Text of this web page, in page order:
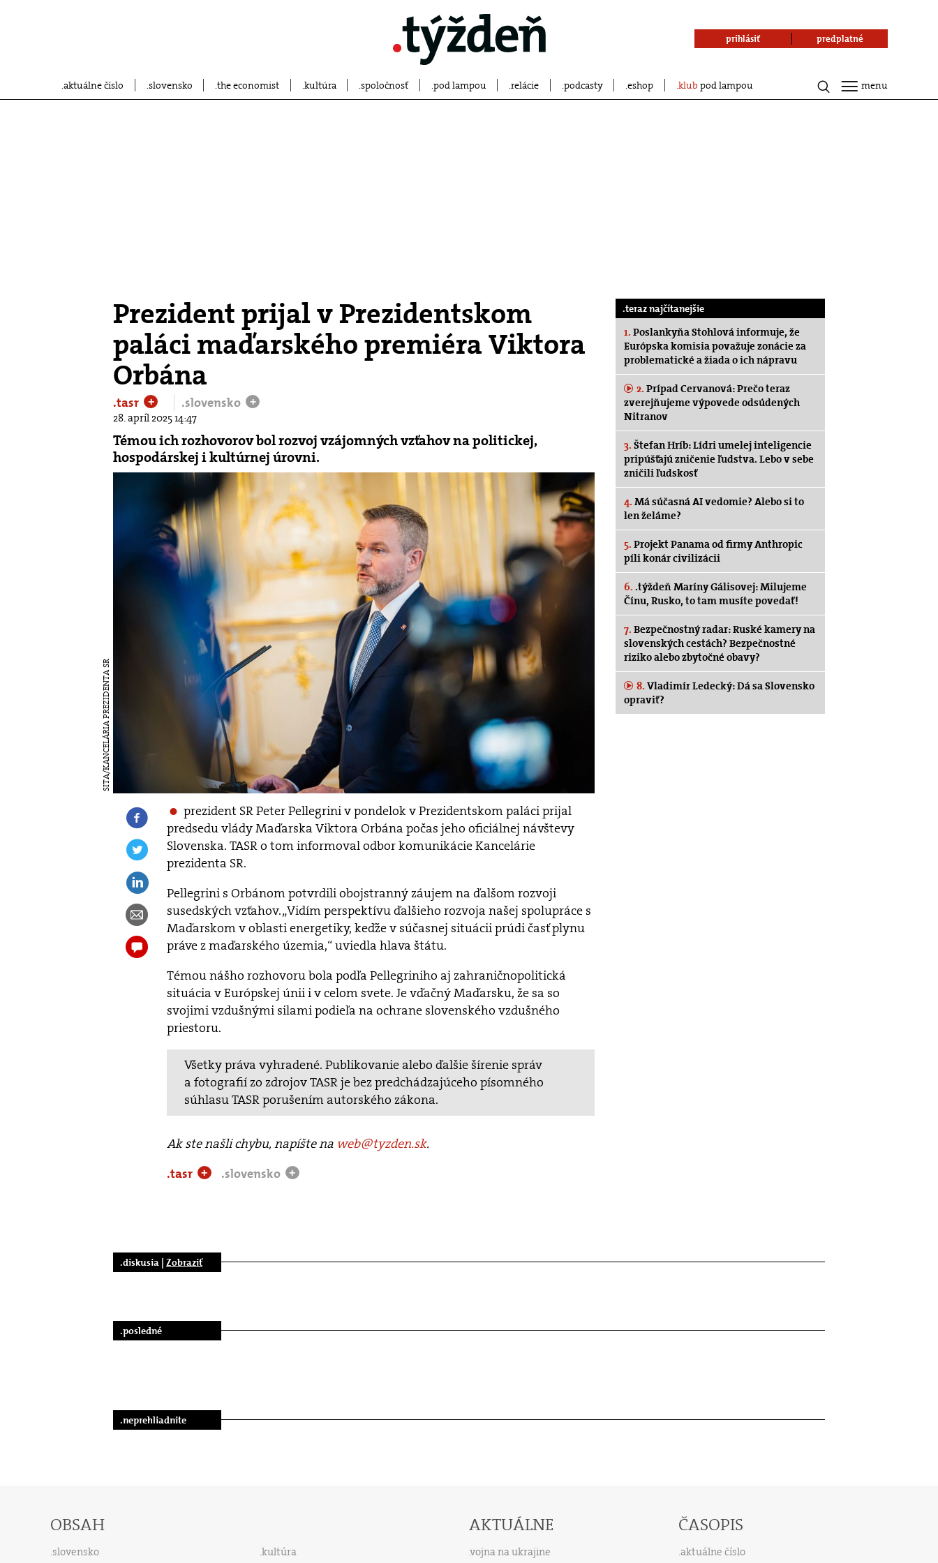
aktuálne číslo slovensko the economist kultúra spoločnosť pod lampou relácie podcasty eshop klubpod lampou
prihlásiť predplatné
menu
Prezident prijal v Prezidentskom
paláci maďarského premiéra Viktora
Orbána
.tasr + .slovensko +
28. apríl 2025 14:47
Témou ich rozhovorov bol rozvoj vzájomných vzťahov na politickej,
hospodárskej i kultúrnej úrovni.
SITA/KANCELÁRIA PREZIDENTA SR
prezident SR Peter Pellegrini v pondelok v Prezidentskom paláci prijal
predsedu vlády Maďarska Viktora Orbána počas jeho oficiálnej návštevy
Slovenska. TASR o tom informoval odbor komunikácie Kancelárie
prezidenta SR.
Pellegrini s Orbánom potvrdili obojstranný záujem na ďalšom rozvoji
susedských vzťahov. „Vidím perspektívu ďalšieho rozvoja našej spolupráce s
Maďarskom v oblasti energetiky, keďže v súčasnej situácii prúdi časť plynu
práve z maďarského územia,“ uviedla hlava štátu.
Témou nášho rozhovoru bola podľa Pellegriniho aj zahraničnopolitická
situácia v Európskej únii i v celom svete. Je vďačný Maďarsku, že sa so
svojimi vzdušnými silami podieľa na ochrane slovenského vzdušného
priestoru.
Všetky práva vyhradené. Publikovanie alebo ďalšie šírenie správ
a fotografií zo zdrojov TASR je bez predchádzajúceho písomného
súhlasu TASR porušením autorského zákona.
Ak ste našli chybu, napíšte na web@tyzden.sk.
.tasr
+ .slovensko +
.teraz najčítanejšie
1. Poslankyňa Stohlová informuje, že
Európska komisia považuje zonácie za
problematické a žiada o ich nápravu
2. Prípad Cervanová: Prečo teraz
zverejňujeme výpovede odsúdených
Nitranov
3. Štefan Hríb: Lídri umelej inteligencie
pripúšťajú zničenie ľudstva. Lebo v sebe
zničili ľudskosť
4. Má súčasná AI vedomie? Alebo si to
len želáme?
5. Projekt Panama od firmy Anthropic
píli konár civilizácii
6. .týždeň Maríny Gálisovej: Milujeme
Čínu, Rusko, to tam musíte povedať!
7. Bezpečnostný radar: Ruské kamery na
slovenských cestách? Bezpečnostné
riziko alebo zbytočné obavy?
8. Vladimír Ledecký: Dá sa Slovensko
opraviť?
.diskusia | Zobraziť
.posledné
.neprehliadnite
OBSAH
slovensko
kultúra
AKTUÁLNE
vojna na ukrajine
ČASOPIS
aktuálne číslo